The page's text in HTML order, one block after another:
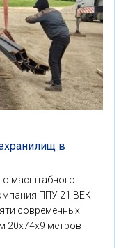
в
масштабного
ППУ 21 ВЕК
современных
20x74x9 метров